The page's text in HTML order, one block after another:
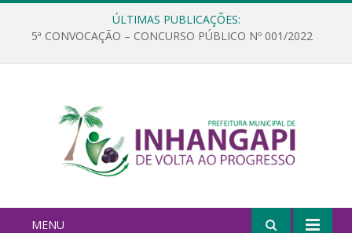
ÚLTIMAS PUBLICAÇÕES:
5ª CONVOCAÇÃO – CONCURSO PÚBLICO Nº 001/2022
MENU